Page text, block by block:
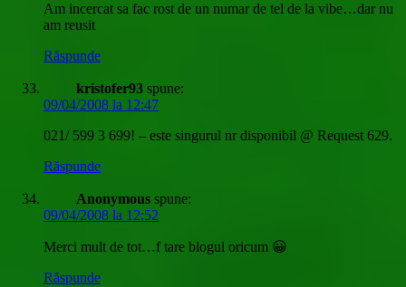
Am incercat sa fac rost de un numar de tel de la vibe…dar nu
am reusit
Răspunde
kristofer93 spune:
09/04/2008 la 12:47
021/ 599 3 699! – este singurul nr disponibil @ Request 629.
Răspunde
Anonymous spune:
09/04/2008 la 12:52
Merci mult de tot…f tare blogul oricum 😀
Răspunde